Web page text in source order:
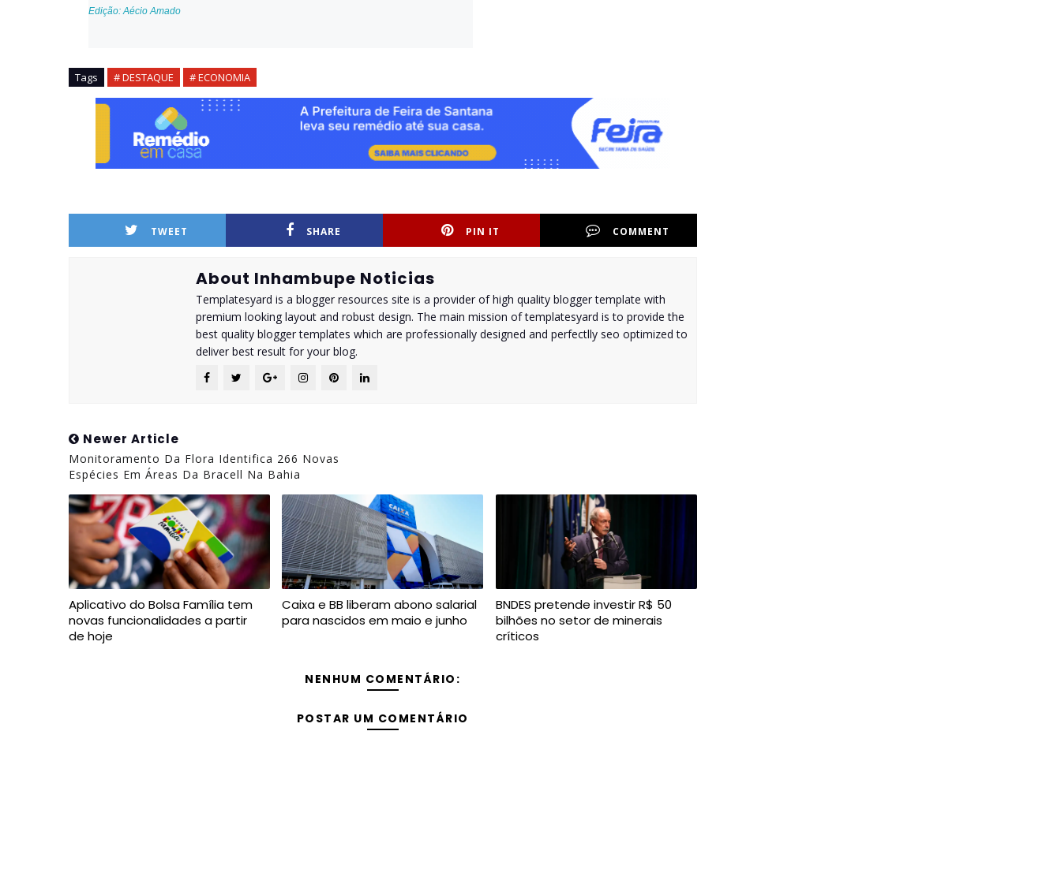
Edição: Aécio Amado
Tags # DESTAQUE # ECONOMIA
TWEET SHARE PIN IT COMMENT
About Inhambupe Noticias
Templatesyard is a blogger resources site is a provider of high quality blogger template with
premium looking layout and robust design. The main mission of templatesyard is to provide the
best quality blogger templates which are professionally designed and perfectlly seo optimized to
deliver best result for your blog.
Newer Article
Monitoramento Da Flora Identifica 266 Novas
Espécies Em Áreas Da Bracell Na Bahia
Aplicativo do Bolsa Família tem
novas funcionalidades a partir
de hoje
Caixa e BB liberam abono salarial
para nascidos em maio e junho
BNDES pretende investir R$ 50
bilhões no setor de minerais
críticos
NENHUM COMENTÁRIO:
POSTAR UM COMENTÁRIO